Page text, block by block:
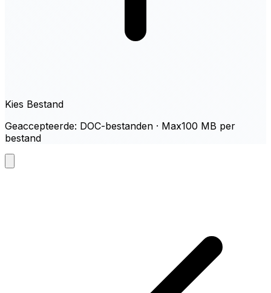
Kies Bestand
Geaccepteerde: DOC-bestanden · Max100 MB per
bestand